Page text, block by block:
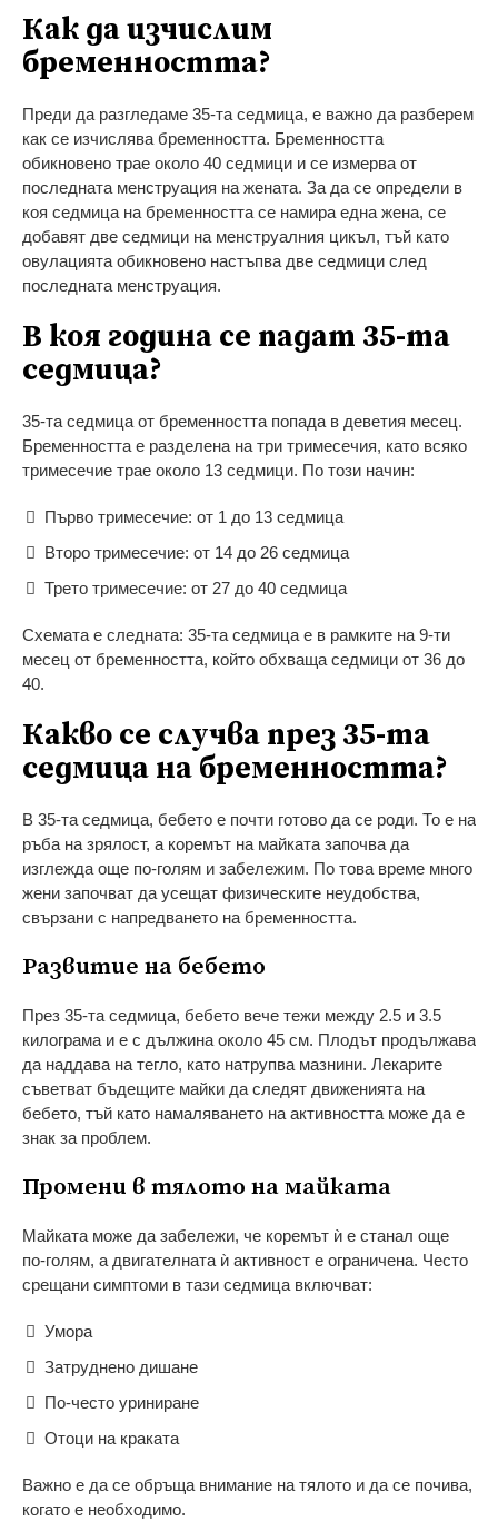
Как да изчислим
бременността?
Преди да разгледаме 35-та седмица, е важно да разберем
как се изчислява бременността. Бременността
обикновено трае около 40 седмици и се измерва от
последната менструация на жената. За да се определи в
коя седмица на бременността се намира една жена, се
добавят две седмици на менструалния цикъл, тъй като
овулацията обикновено настъпва две седмици след
последната менструация.
В коя година се падат 35-та
седмица?
35-та седмица от бременността попада в деветия месец.
Бременността е разделена на три тримесечия, като всяко
тримесечие трае около 13 седмици. По този начин:
Първо тримесечие: от 1 до 13 седмица
Второ тримесечие: от 14 до 26 седмица
Трето тримесечие: от 27 до 40 седмица
Схемата е следната: 35-та седмица е в рамките на 9-ти
месец от бременността, който обхваща седмици от 36 до
40.
Какво се случва през 35-та
седмица на бременността?
В 35-та седмица, бебето е почти готово да се роди. То е на
ръба на зрялост, а коремът на майката започва да
изглежда още по-голям и забележим. По това време много
жени започват да усещат физическите неудобства,
свързани с напредването на бременността.
Развитие на бебето
През 35-та седмица, бебето вече тежи между 2.5 и 3.5
килограма и е с дължина около 45 см. Плодът продължава
да наддава на тегло, като натрупва мазнини. Лекарите
съветват бъдещите майки да следят движенията на
бебето, тъй като намаляването на активността може да е
знак за проблем.
Промени в тялото на майката
Майката може да забележи, че коремът ѝ е станал още
по-голям, а двигателната ѝ активност е ограничена. Често
срещани симптоми в тази седмица включват:
Умора
Затруднено дишане
По-често уриниране
Отоци на краката
Важно е да се обръща внимание на тялото и да се почива,
когато е необходимо.